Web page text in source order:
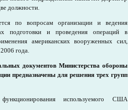
должности.
по вопросам организации и ведения
подготовки и проведения операций в
американских вооруженных сил,
года.
документов Министерства обороны
предназначены для решения трех групп
используемого США